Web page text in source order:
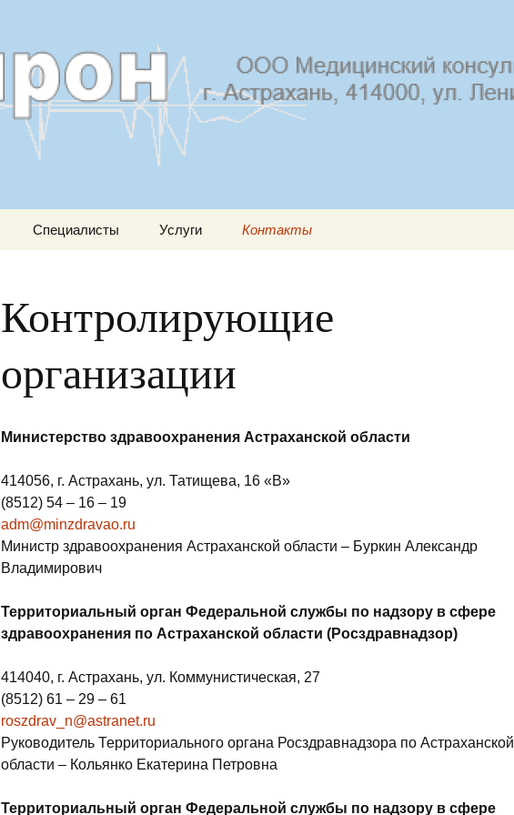
Специалисты Услуги
ЦДС цветовое
дуплексное
сканирование
(ЭКГ), Холтеровское
мониторирование
Эхоэнцефалография
(Эхо-ЭГ)
Ультразвуковая
Контакты
Контролирующие
организации
Министерство здравоохранения Астраханской области
414056, г. Астрахань, ул. Татищева, 16 «В»
(8512) 54 – 16 – 19
adm@minzdravao.ru
Министр здравоохранения Астраханской области – Буркин Александр
Владимирович
Территориальный орган Федеральной службы по надзору в сфере
здравоохранения по Астраханской области (Росздравнадзор)
414040, г. Астрахань, ул. Коммунистическая, 27
(8512) 61 – 29 – 61
roszdrav_n@astranet.ru
Руководитель Территориального органа Росздравнадзора по Астраханской
области – Кольянко Екатерина Петровна
Территориальный орган Федеральной службы по надзору в сфере